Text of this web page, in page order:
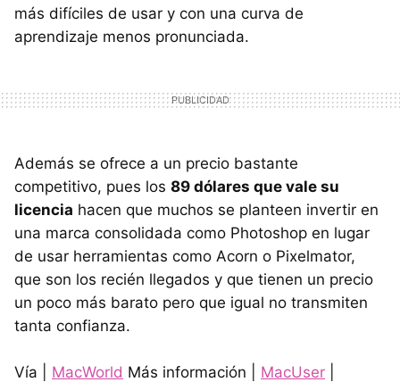
más difíciles de usar y con una curva de
aprendizaje menos pronunciada.
Además se ofrece a un precio bastante
competitivo, pues los 89 dólares que vale su
licencia hacen que muchos se planteen invertir en
una marca consolidada como Photoshop en lugar
de usar herramientas como Acorn o Pixelmator,
que son los recién llegados y que tienen un precio
un poco más barato pero que igual no transmiten
tanta confianza.
Vía | MacWorld Más información | MacUser